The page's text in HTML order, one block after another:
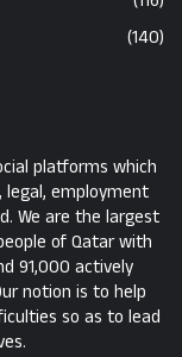
(140)
platforms which
legal, employment
We are the largest
of Qatar with
91,000 actively
notion is to help
so as to lead